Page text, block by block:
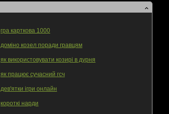
гра карткова 1000
доміно козел поради гравцям
як використовувати козирі в дурня
як працює сучасний гсч
дев'ятки ігри онлайн
короткі нарди